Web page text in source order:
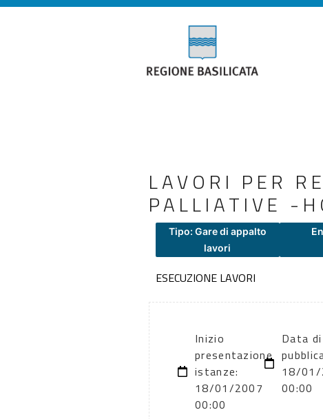
LAVORI PER
PALLIATIVE -
Tipo: Gare di appalto
lavori
ESECUZIONE LAVORI
Inizio
presentazione
istanze:
18/01/2007
00:00
Data di
18/01/
00:00